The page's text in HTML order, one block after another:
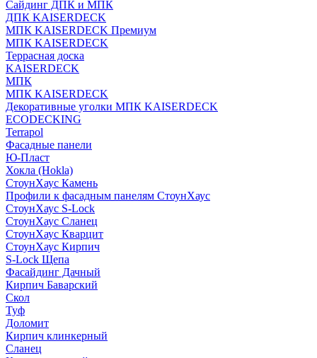
Сайдинг ДПК и МПК
ДПК KAISERDECK
МПК KAISERDECK Премиум
МПК KAISERDECK
Террасная доска
KAISERDECK
МПК
МПК KAISERDECK
Декоративные уголки МПК KAISERDECK
ECODECKING
Terrapol
Фасадные панели
Ю-Пласт
Хокла (Hokla)
СтоунХаус Камень
Профили к фасадным панелям СтоунХаус
СтоунХаус S-Lock
СтоунХаус Сланец
СтоунХаус Кварцит
СтоунХаус Кирпич
S-Lock Щепа
Фасайдинг Дачный
Кирпич Баварский
Скол
Туф
Доломит
Кирпич клинкерный
Сланец